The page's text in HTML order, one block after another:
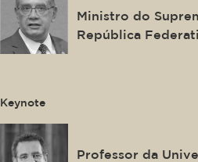
Ministro do
República
Keynote
Professor da